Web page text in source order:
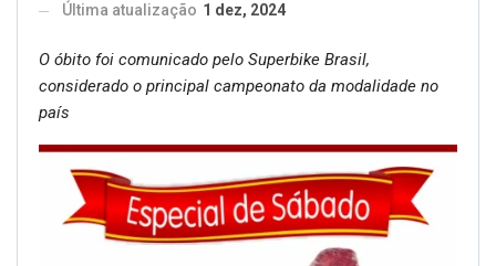
Última atualização 1 dez, 2024
O óbito foi comunicado pelo Superbike Brasil,
considerado o principal campeonato da modalidade no
país